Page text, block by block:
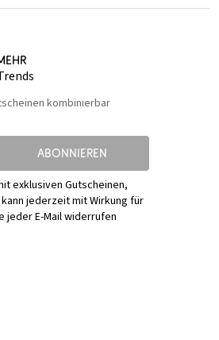
kombinierbar
ABONNIEREN
exklusiven Gutscheinen,
jederzeit mit Wirkung für
jeder E-Mail widerrufen